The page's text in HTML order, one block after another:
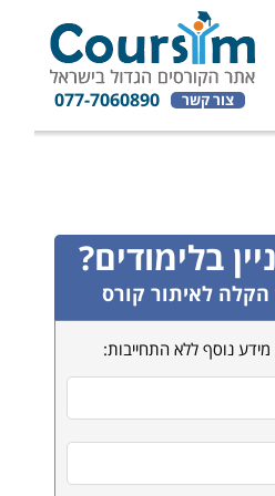
צור קשר 077-7060890
בלימודים?
לאיתור קורס
נוסף ללא התחייבות: